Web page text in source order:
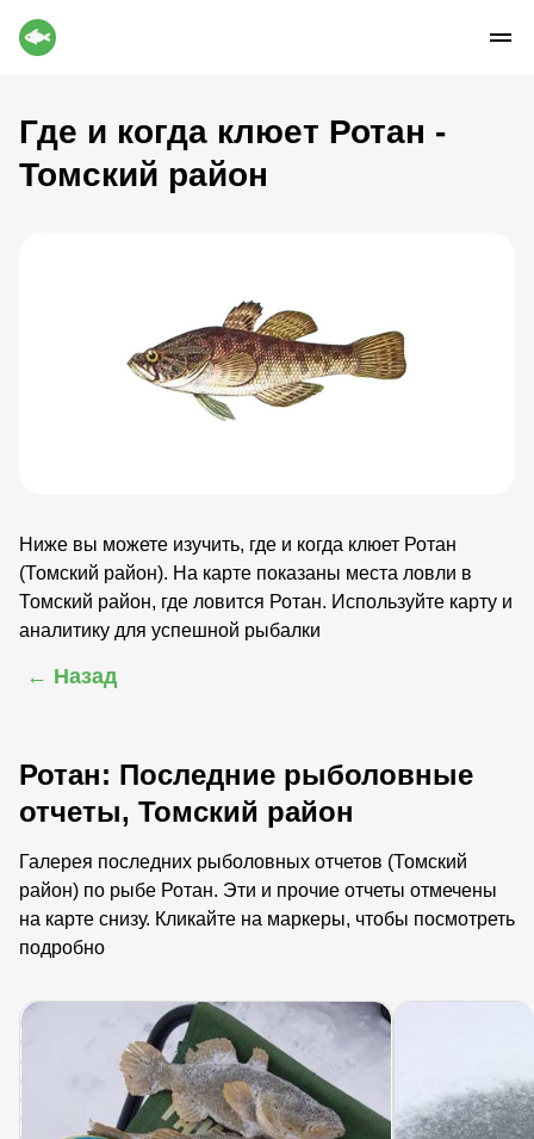
Где и когда клюет Ротан -
Томский район
Ниже вы можете изучить, где и когда клюет Ротан
(Томский район). На карте показаны места ловли в
Томский район, где ловится Ротан. Используйте карту и
аналитику для успешной рыбалки
← Назад
Ротан: Последние рыболовные
отчеты, Томский район
Галерея последних рыболовных отчетов (Томский
район) по рыбе Ротан. Эти и прочие отчеты отмечены
на карте снизу. Кликайте на маркеры, чтобы посмотреть
подробно